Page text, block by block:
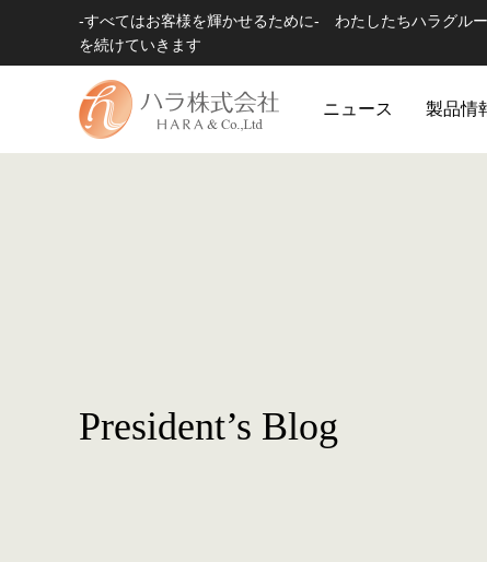
-すべてはお客様を輝かせるために- わたしたちハラグル
を続けていきます
ニュース 製品情
ハラグル
驚きや喜びの声、
「ウアオ！」という感嘆
President’s Blog